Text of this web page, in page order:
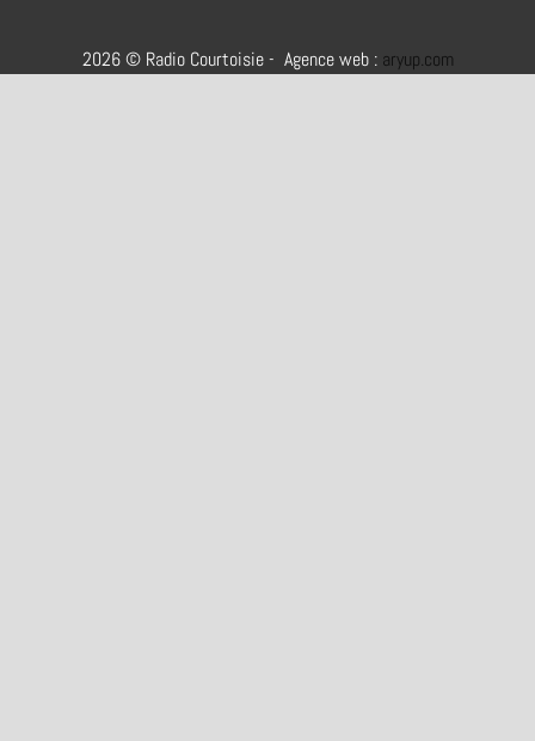
2026 © Radio Courtoisie - Agence web : aryup.com